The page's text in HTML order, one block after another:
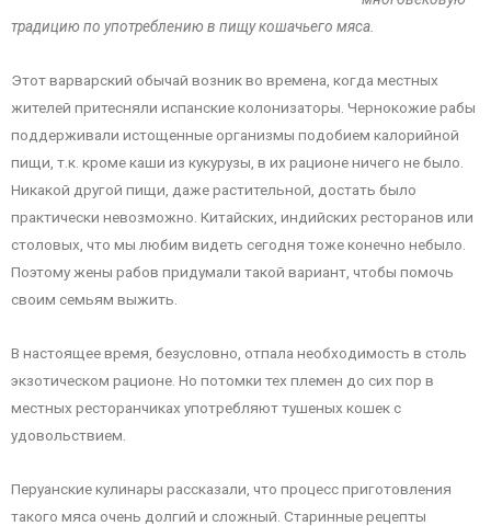
традицию по употреблению в пищу кошачьего мяса.
Этот варварский обычай возник во времена, когда местных
жителей притесняли испанские колонизаторы. Чернокожие рабы
поддерживали истощенные организмы подобием калорийной
пищи, т.к. кроме каши из кукурузы, в их рационе ничего не было.
Никакой другой пищи, даже растительной, достать было
практически невозможно. Китайских, индийских ресторанов или
столовых, что мы любим видеть сегодня тоже конечно небыло.
Поэтому жены рабов придумали такой вариант, чтобы помочь
своим семьям выжить.
В настоящее время, безусловно, отпала необходимость в столь
экзотическом рационе. Но потомки тех племен до сих пор в
местных ресторанчиках употребляют тушеных кошек с
удовольствием.
Перуанские кулинары рассказали, что процесс приготовления
такого мяса очень долгий и сложный. Старинные рецепты